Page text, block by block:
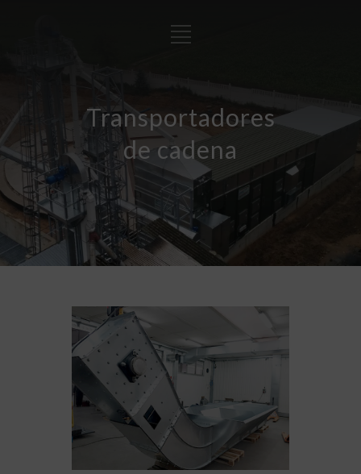
Transportadores
de cadena